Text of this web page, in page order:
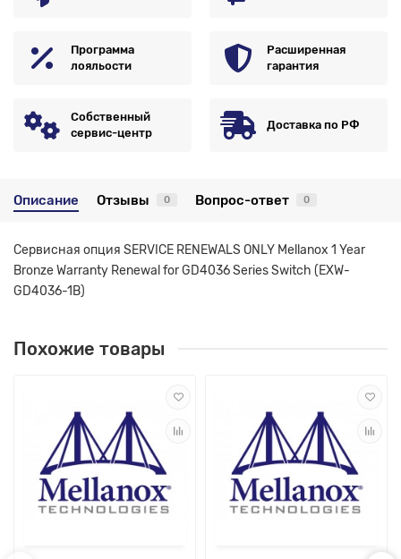
Программа
лояльости
Расширенная
гарантия
Собственный
сервис-центр
Доставка по РФ
Описание Отзывы 0 Вопрос-ответ 0
Сервисная опция SERVICE RENEWALS ONLY Mellanox 1 Year
Bronze Warranty Renewal for GD4036 Series Switch (EXW-
GD4036-1B)
Похожие товары